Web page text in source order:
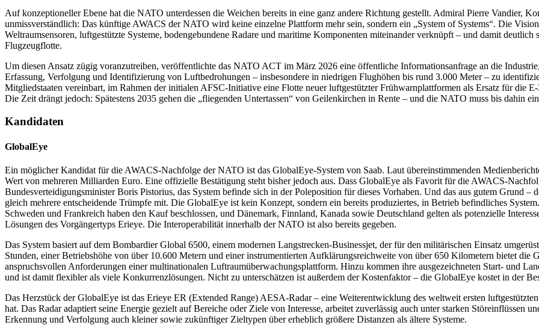
Auf konzeptioneller Ebene hat die NATO unterdessen die Weichen bereits in eine ganz andere Richtung gestellt. Admiral Pierre Vandier,
unmissverständlich: Das künftige AWACS der NATO wird keine einzelne Plattform mehr sein, sondern ein „System of Systems“. Die
Weltraumsensoren, luftgestützte Systeme, bodengebundene Radare und maritime Komponenten miteinander verknüpft – und damit
Flugzeugflotte.
Um diesen Ansatz zügig voranzutreiben, veröffentlichte das NATO ACT im März 2026 eine öffentliche Informationsanfrage an die
Erfassung, Verfolgung und Identifizierung von Luftbedrohungen – insbesondere in niedrigen Flughöhen bis rund 3.000 Meter – zu
Mitgliedstaaten vereinbart, im Rahmen der initialen AFSC-Initiative eine Flotte neuer luftgestützter Frühwarnplattformen als Ersatz für die
Die Zeit drängt jedoch: Spätestens 2035 gehen die „fliegenden Untertassen“ von Geilenkirchen in Rente – und die NATO muss bis dahin
Kandidaten
GlobalEye
Ein möglicher Kandidat für die AWACS-Nachfolge der NATO ist das GlobalEye-System von Saab. Laut übereinstimmenden
Wert von mehreren Milliarden Euro. Eine offizielle Bestätigung steht bisher jedoch aus. Dass GlobalEye als Favorit für die AWACS-
Bundesverteidigungsminister Boris Pistorius, das System befinde sich in der Poleposition für dieses Vorhaben. Und das aus gutem Grund –
gleich mehrere entscheidende Trümpfe mit. Die GlobalEye ist kein Konzept, sondern ein bereits produziertes, in Betrieb befindliches
Schweden und Frankreich haben den Kauf beschlossen, und Dänemark, Finnland, Kanada sowie Deutschland gelten als potenzielle
Lösungen des Vorgängertyps Erieye. Die Interoperabilität innerhalb der NATO ist also bereits gegeben.
Das System basiert auf dem Bombardier Global 6500, einem modernen Langstrecken-Businessjet, der für den militärischen Einsatz
Stunden, einer Betriebshöhe von über 10.600 Metern und einer instrumentierten Aufklärungsreichweite von über 650 Kilometern bietet die
anspruchsvollen Anforderungen einer multinationalen Luftraumüberwachungsplattform. Hinzu kommen ihre ausgezeichneten Start- und
und ist damit flexibler als viele Konkurrenzlösungen. Nicht zu unterschätzen ist außerdem der Kostenfaktor – die GlobalEye kostet in der
Das Herzstück der GlobalEye ist das Erieye ER (Extended Range) AESA-Radar – eine Weiterentwicklung des weltweit ersten
hat. Das Radar adaptiert seine Energie gezielt auf Bereiche oder Ziele von Interesse, arbeitet zuverlässig auch unter starken Störeinflüssen
Erkennung und Verfolgung auch kleiner sowie zukünftiger Zieltypen über erheblich größere Distanzen als ältere Systeme.